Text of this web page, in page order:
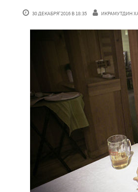
30 ДЕКАБРЯ'2016 В 18:35 ИКРАМУТДИН